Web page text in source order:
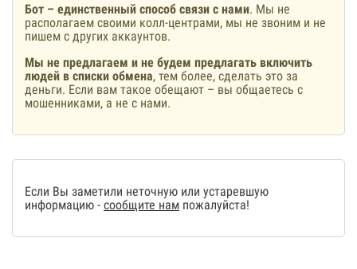
Бот – единственный способ связи с нами. Мы не
располагаем своими колл-центрами, мы не звоним и не
пишем с других аккаунтов.
Мы не предлагаем и не будем предлагать включить
людей в списки обмена, тем более, сделать это за
деньги. Если вам такое обещают – вы общаетесь с
мошенниками, а не с нами.
Если Вы заметили неточную или устаревшую
информацию - сообщите нам пожалуйста!